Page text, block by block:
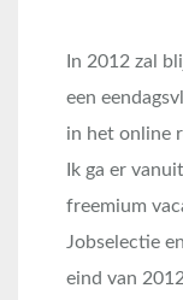
In 2012 zal
een
in het online
Ik ga er
freemium
Jobselectie
eind van